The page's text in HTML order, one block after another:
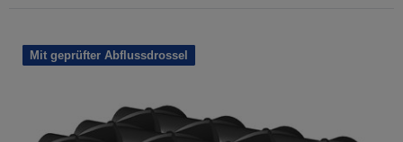
Mit geprüfter Abflussdrossel